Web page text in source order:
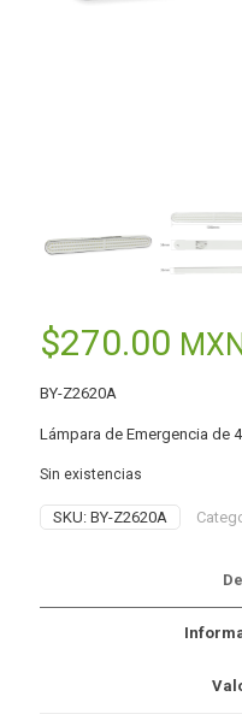
$270.00
BY-Z2620A
Lámpara de Emergencia de
Sin existencias
SKU: BY-Z2620A